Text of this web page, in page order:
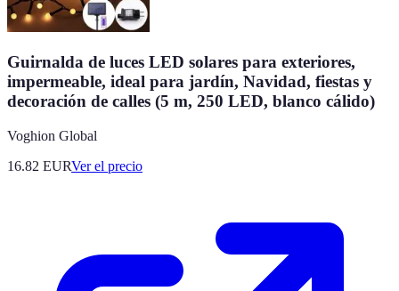
Guirnalda de luces LED solares para exteriores,
impermeable, ideal para jardín, Navidad, fiestas y
decoración de calles (5 m, 250 LED, blanco cálido)
Voghion Global
16.82 EURVer el precio